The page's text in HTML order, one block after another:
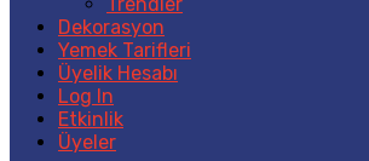
Dekorasyon
Yemek Tarifleri
Üyelik Hesabı
Log In
Etkinlik
Üyeler